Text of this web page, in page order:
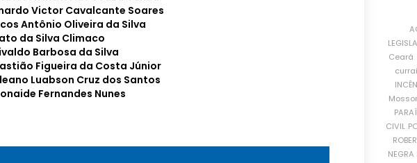
Victor Cavalcante Soares
Antônio Oliveira da Silva
da Silva Climaco
Barbosa da Silva
Figueira da Costa Júnior
Luabson Cruz dos Santos
Fernandes Nunes
Ceará
CIVIL
NEGRA